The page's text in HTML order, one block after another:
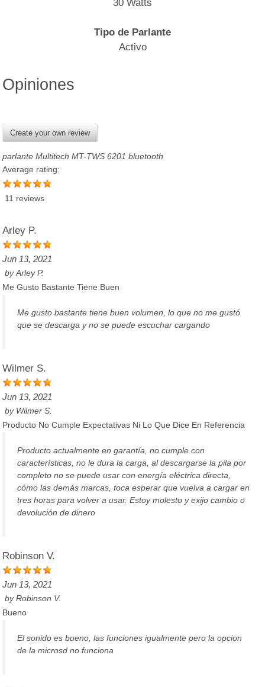
30 Watts
Tipo de Parlante
Activo
Opiniones
Create your own review
parlante Multitech MT-TWS 6201 bluetooth
Average rating:
11 reviews
Arley P.
Jun 13, 2021
byArley P.
Me Gusto Bastante Tiene Buen
Me gusto bastante tiene buen volumen, lo que no me gustó
que se descarga y no se puede escuchar cargando
Wilmer S.
Jun 13, 2021
by Wilmer S.
Producto No Cumple Expectativas Ni Lo Que Dice En Referencia
Producto actualmente en garantía, no cumple con
características, no le dura la carga, al descargarse la pila por
completo no se puede usar con energía eléctrica directa,
cómo las demás marcas, toca esperar que vuelva a cargar en
tres horas para volver a usar. Estoy molesto y exijo cambio o
devolución de dinero
Robinson V.
Jun 13, 2021
byRobinson V.
Bueno
El sonido es bueno, las funciones igualmente pero la opcion
de la microsd no funciona